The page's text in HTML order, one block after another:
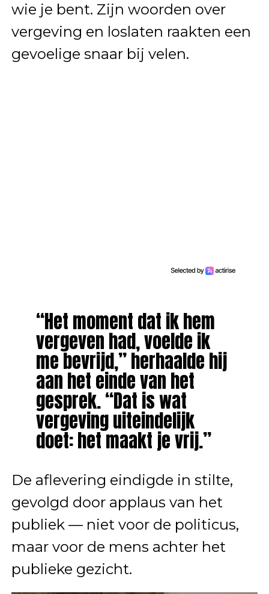
wie je bent. Zijn woorden over
vergeving en loslaten raakten een
gevoelige snaar bij velen.
“Het moment dat ik hem
vergeven had, voelde ik
me bevrijd,” herhaalde hij
aan het einde van het
gesprek. “Dat is wat
vergeving uiteindelijk
doet: het maakt je vrij.”
De aflevering eindigde in stilte,
gevolgd door applaus van het
publiek — niet voor de politicus,
maar voor de mens achter het
publieke gezicht.